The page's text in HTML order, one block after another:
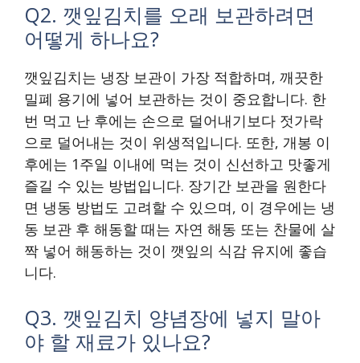
Q2. 깻잎김치를 오래 보관하려면
어떻게 하나요?
깻잎김치는 냉장 보관이 가장 적합하며, 깨끗한
밀폐 용기에 넣어 보관하는 것이 중요합니다. 한
번 먹고 난 후에는 손으로 덜어내기보다 젓가락
으로 덜어내는 것이 위생적입니다. 또한, 개봉 이
후에는 1주일 이내에 먹는 것이 신선하고 맛좋게
즐길 수 있는 방법입니다. 장기간 보관을 원한다
면 냉동 방법도 고려할 수 있으며, 이 경우에는 냉
동 보관 후 해동할 때는 자연 해동 또는 찬물에 살
짝 넣어 해동하는 것이 깻잎의 식감 유지에 좋습
니다.
Q3. 깻잎김치 양념장에 넣지 말아
야 할 재료가 있나요?